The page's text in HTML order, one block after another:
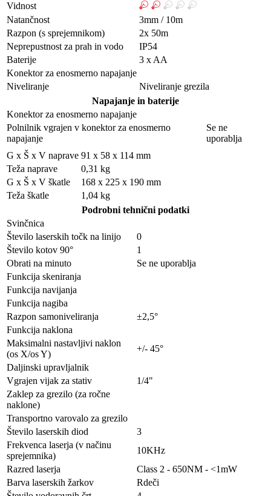
Vidnost
Natančnost
3mm / 10m
Razpon (s sprejemnikom)
2x 50m
Neprepustnost za prah in vodo
IP54
Baterije
3 x AA
Konektor za enosmerno napajanje
Niveliranje
Niveliranje grezila
Napajanje in baterije
Konektor za enosmerno napajanje
Polnilnik vgrajen v konektor za enosmerno
napajanje
Se ne
uporablja
G x Š x V naprave 91 x 58 x 114 mm
Teža naprave
0,31 kg
G x Š x V škatle
168 x 225 x 190 mm
Teža škatle
1,04 kg
Podrobni tehnični podatki
Svinčnica
Število laserskih točk na linijo
0
Število kotov 90°
1
Obrati na minuto
Se ne uporablja
Funkcija skeniranja
Funkcija navijanja
Funkcija nagiba
Razpon samoniveliranja
±2,5°
Funkcija naklona
Maksimalni nastavljivi naklon
(os X/os Y)
+/- 45°
Daljinski upravljalnik
Vgrajen vijak za stativ
1/4"
Zaklep za grezilo (za ročne
naklone)
Transportno varovalo za grezilo
Število laserskih diod
3
Frekvenca laserja (v načinu
sprejemnika)
10KHz
Razred laserja
Class 2 - 650NM - <1mW
Barva laserskih žarkov
Rdeči